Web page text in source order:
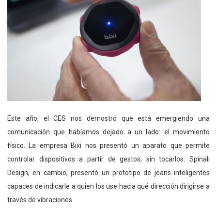
Este año, el CES nos demostró que está emergiendo una
comunicación que habíamos dejado a un lado: el movimiento
físico. La empresa Bixi nos presentó un aparato que permite
controlar dispositivos a partir de gestos, sin tocarlos. Spinali
Design, en cambio, presentó un prototipo de jeans inteligentes
capaces de indicarle a quien los use hacia qué dirección dirigirse a
través de vibraciones.